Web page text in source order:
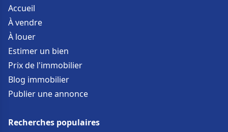
Accueil
À vendre
À louer
Estimer un bien
Prix de l'immobilier
Blog immobilier
Publier une annonce
Recherches populaires